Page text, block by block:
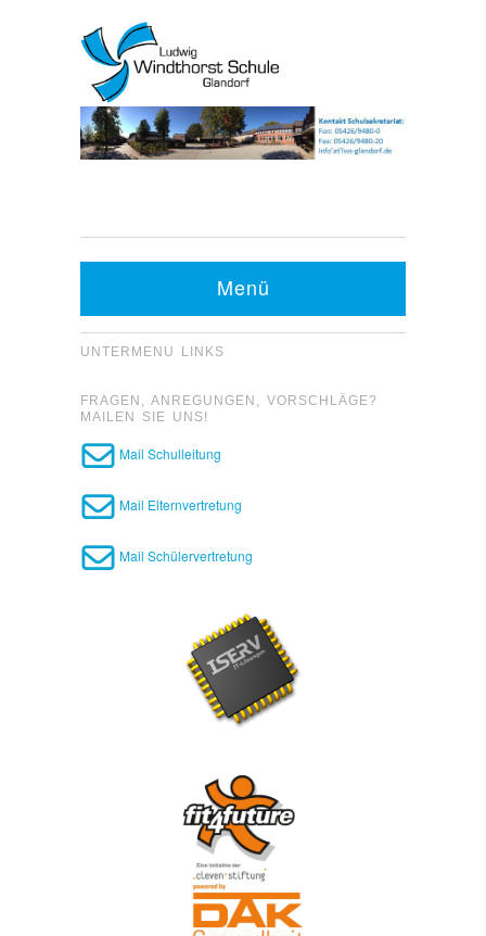
Fax: 05426 9480-20
Menü
UNTERMENU LINKS
FRAGEN, ANREGUNGEN, VORSCHLÄGE?
MAILEN SIE UNS!
Mail Schulleitung
Mail Elternvertretung
Mail Schülervertretung